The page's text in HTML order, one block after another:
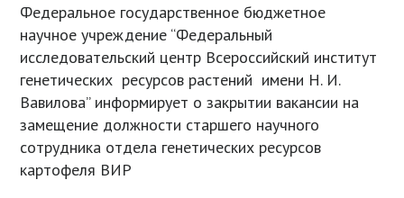
Федеральное государственное бюджетное
научное учреждение “Федеральный
исследовательский центр Всероссийский институт
генетических ресурсов растений имени Н. И.
Вавилова” информирует о закрытии вакансии на
замещение должности старшего научного
сотрудника отдела генетических ресурсов
картофеля ВИР